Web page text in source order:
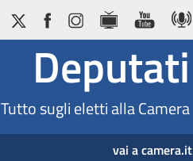
Deputati
Tutto sugli eletti alla Camera
vai a camera.it